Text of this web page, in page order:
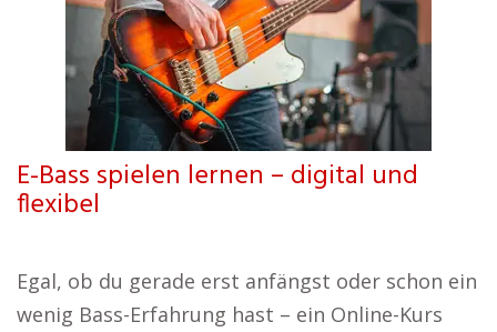
E-Bass spielen lernen – digital und
flexibel
Egal, ob du gerade erst anfängst oder schon ein
wenig Bass-Erfahrung hast – ein Online-Kurs